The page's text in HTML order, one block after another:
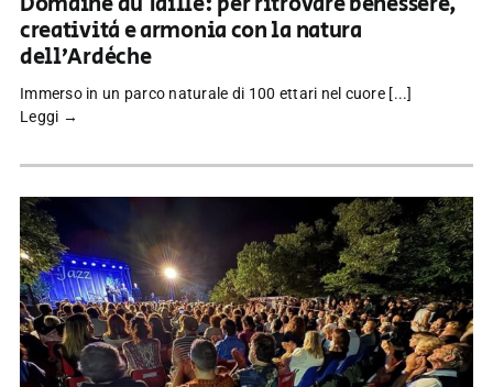
creatività e armonia con la natura
dell’Ardèche
Immerso in un parco naturale di 100 ettari nel cuore [...]
Leggi →